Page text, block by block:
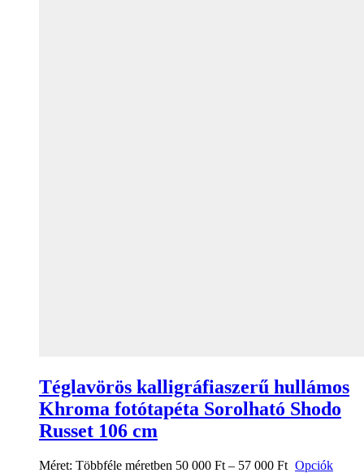
Téglavörös kalligráfiaszerű hullámos
Khroma fotótapéta Sorolható Shodo
Russet 106 cm
Méret: Többféle méretben 50 000 Ft – 57 000 Ft Opciók